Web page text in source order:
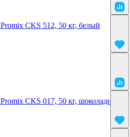
CKS 512, 50 кг, белый
CKS 017, 50 кг, шоколадный